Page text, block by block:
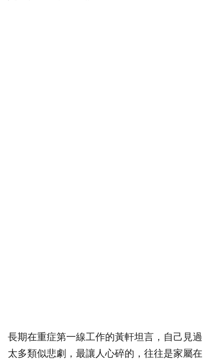
長期在重症第一線工作的黃軒坦言，自己見過
太多類似悲劇，最讓人心碎的，往往是家屬在